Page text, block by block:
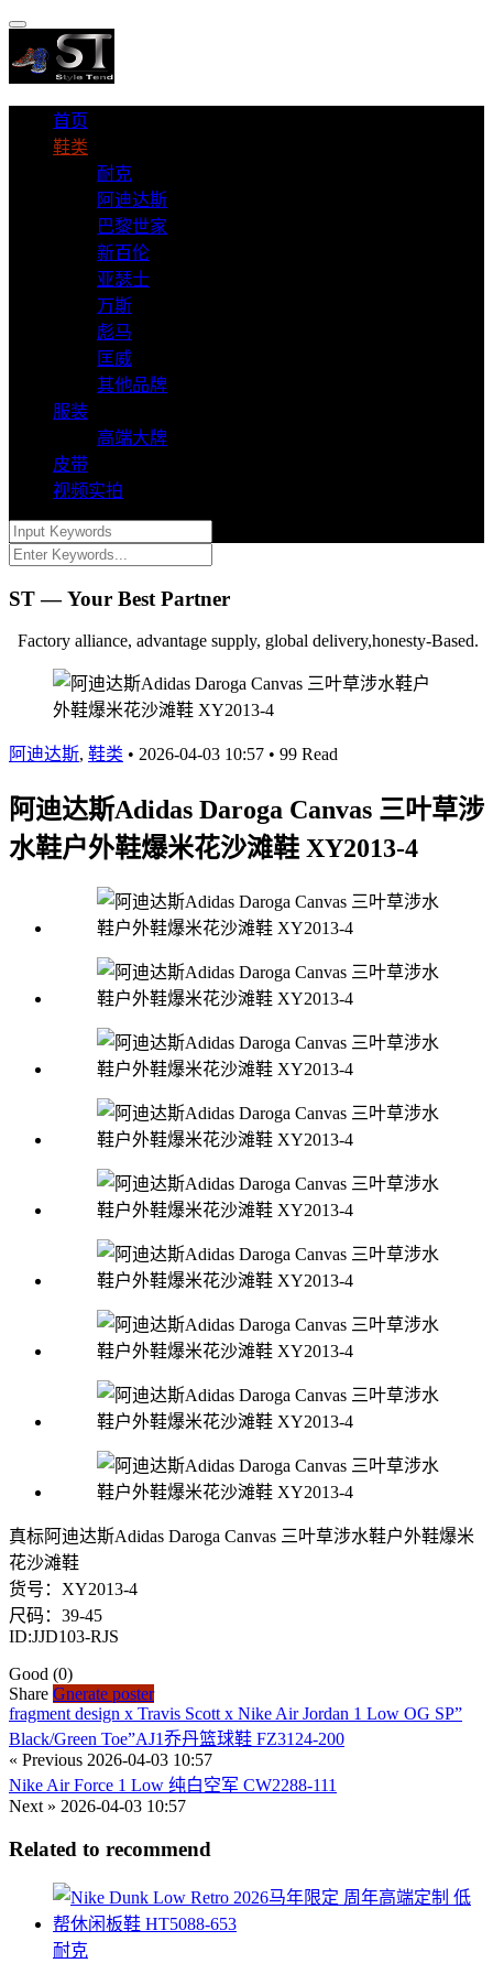
首页
鞋类
耐克
阿迪达斯
巴黎世家
新百伦
亚瑟士
万斯
彪马
匡威
其他品牌
服装
高端大牌
皮带
视频实拍
ST — Your Best Partner
Factory alliance, advantage supply, global delivery,honesty-Based.
阿迪达斯, 鞋类 • 2026-04-03 10:57 • 99 Read
阿迪达斯Adidas Daroga Canvas 三叶草涉
水鞋户外鞋爆米花沙滩鞋 XY2013-4
真标阿迪达斯Adidas Daroga Canvas 三叶草涉水鞋户外鞋爆米
花沙滩鞋
货号：XY2013-4
尺码：39-45
ID:JJD103-RJS
Good (0)
Share Gnerate poster
fragment design x Travis Scott x Nike Air Jordan 1 Low OG SP”
Black/Green Toe”AJ1乔丹篮球鞋 FZ3124-200
« Previous 2026-04-03 10:57
Nike Air Force 1 Low 纯白空军 CW2288-111
Next » 2026-04-03 10:57
Related to recommend
耐克